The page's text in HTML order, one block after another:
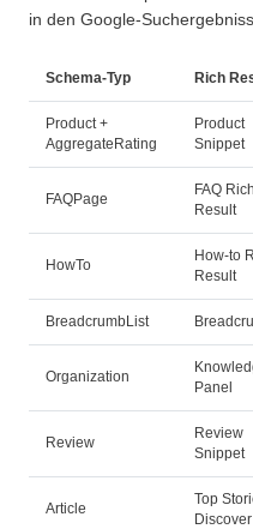
in den Google-
Schema-Typ Rich
Product +
AggregateRating
Product
Snippet
FAQPage
FAQ Rich
Result
HowTo
How-to
Result
BreadcrumbList
Organization
Panel
Review
Review
Snippet
Article
Top
Discover